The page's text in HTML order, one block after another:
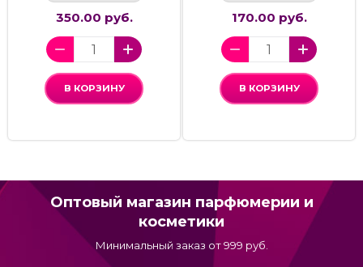
350.00 руб.
В КОРЗИНУ
170.00 руб.
В КОРЗИНУ
Оптовый магазин парфюмерии и
косметики
Минимальный заказ от 999 руб.